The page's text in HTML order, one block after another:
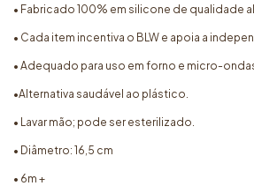
• Fabricado 100% em silicone de qualidade
• Cada item incentiva o BLW e apoia a
• Adequado para uso em forno e micro-
•Alternativa saudável ao plástico.
• Lavar mão; pode ser esterilizado.
• Diâmetro: 16,5 cm
• 6m +